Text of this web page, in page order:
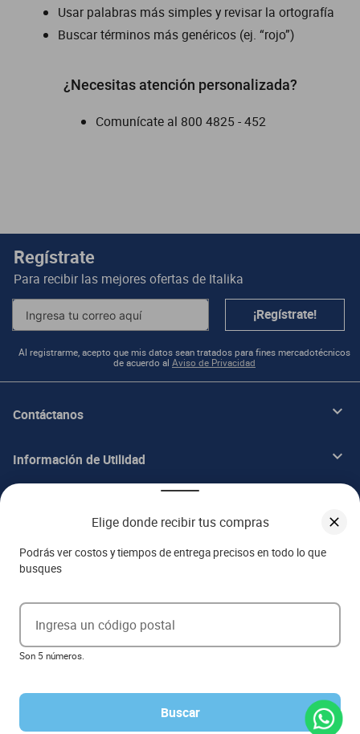
Elige donde recibir tus compras
Podrás ver costos y tiempos de entrega precisos en todo lo que
busques
Ingresa un código postal
Son 5 números.
Buscar
Usar palabras más simples y revisar la ortografía
Buscar términos más genéricos (ej. “rojo”)
¿Necesitas atención personalizada?
Comunícate al 800 4825 - 452
Regístrate
Para recibir las mejores ofertas de Italika
¡Regístrate!
Al registrarme, acepto que mis datos sean tratados para fines mercadotécnicos
de acuerdo al Aviso de Privacidad
Contáctanos
Información de Utilidad
Acerca de ITALIKA
Aviso de privacidad
Ejerce tus derechos ARCO
Términos y condiciones
Las promociones dewww.italika.mxpueden diferir de las promociones publicadas en tienda. El
formato de los precios puede verse afectado por las configuraciones y diferencia de navegadores
Derechos reservados 2023 Grupo Italika
vortex
dm 300